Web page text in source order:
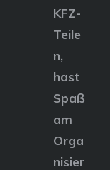
KFZ-
Teile
n,
hast
Spaß
am
Orga
nisier